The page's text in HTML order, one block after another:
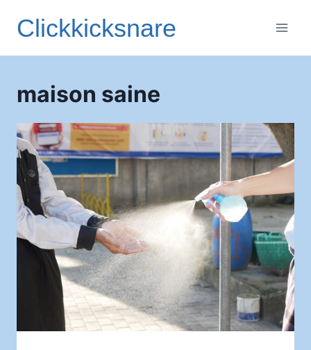
Clickkicksnare
maison saine